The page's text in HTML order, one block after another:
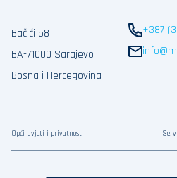
Bačići 58
BA-71000 Sarajevo
Bosna i Hercegovina
+387
Opći uvjeti i privatnost